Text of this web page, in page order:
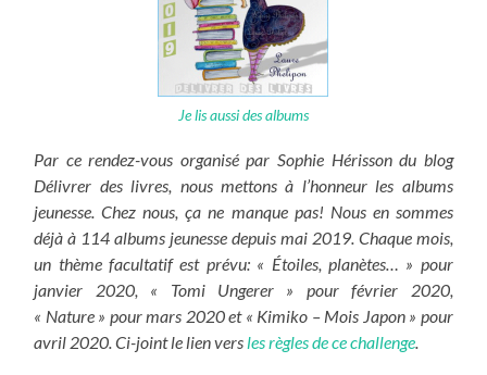
Je lis aussi des albums
Par ce rendez-vous organisé par Sophie Hérisson du blog
Délivrer des livres, nous mettons à l’honneur les albums
jeunesse. Chez nous, ça ne manque pas! Nous en sommes
déjà à 114 albums jeunesse depuis mai 2019. Chaque mois,
un thème facultatif est prévu: « Étoiles, planètes… » pour
janvier 2020, « Tomi Ungerer » pour février 2020,
« Nature » pour mars 2020 et « Kimiko – Mois Japon » pour
avril 2020. Ci-joint le lien versles règles de ce challenge.